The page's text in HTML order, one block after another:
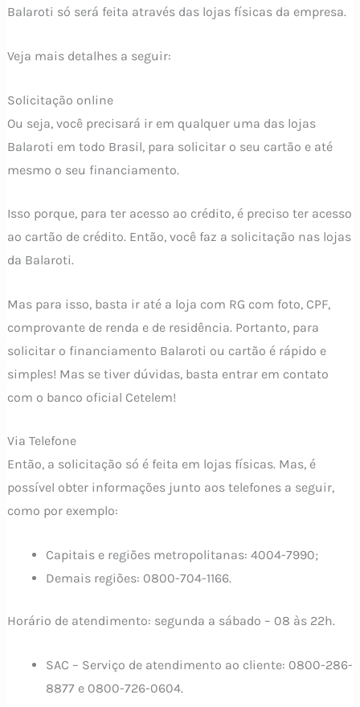
Balaroti só será feita através das lojas físicas da empresa.
Veja mais detalhes a seguir:
Solicitação online
Ou seja, você precisará ir em qualquer uma das lojas
Balaroti em todo Brasil, para solicitar o seu cartão e até
mesmo o seu financiamento.
Isso porque, para ter acesso ao crédito, é preciso ter acesso
ao cartão de crédito. Então, você faz a solicitação nas lojas
da Balaroti.
Mas para isso, basta ir até a loja com RG com foto, CPF,
comprovante de renda e de residência. Portanto, para
solicitar o financiamento Balaroti ou cartão é rápido e
simples! Mas se tiver dúvidas, basta entrar em contato
com o banco oficial Cetelem!
Via Telefone
Então, a solicitação só é feita em lojas físicas. Mas, é
possível obter informações junto aos telefones a seguir,
como por exemplo:
Capitais e regiões metropolitanas: 4004-7990;
Demais regiões: 0800-704-1166.
Horário de atendimento: segunda a sábado – 08 às 22h.
SAC – Serviço de atendimento ao cliente: 0800-286-
8877 e 0800-726-0604.